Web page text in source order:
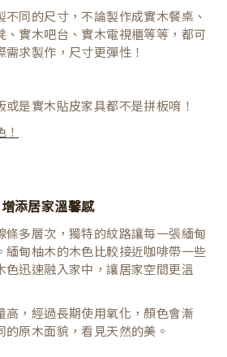
同的尺寸，不論製作成實木餐桌、
、實木吧台、實木電視櫃等等，都可
求製作，尺寸更彈性！
是實木貼皮家具都不是拼板唷！
添居家溫馨感
條多層次，獨特的紋路讓每一張緬甸
緬甸柚木的木色比較接近咖啡帶一些
色迅速融入家中，讓居家空間更溫
高，經過長期使用氧化，顏色會漸
原木面貌，看見天然的美。